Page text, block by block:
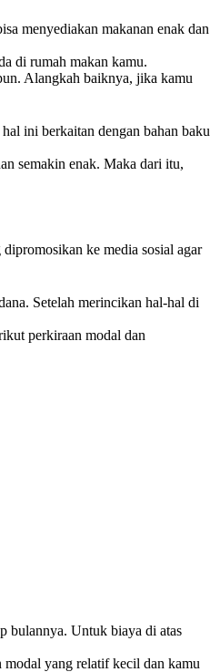
menyediakan makanan enak dan
di rumah makan kamu.
Alangkah baiknya, jika kamu
ini berkaitan dengan bahan baku
semakin enak. Maka dari itu,
ke media sosial agar
Setelah merincikan hal-hal di
perkiraan modal dan
bulannya. Untuk biaya di atas
modal yang relatif kecil dan kamu